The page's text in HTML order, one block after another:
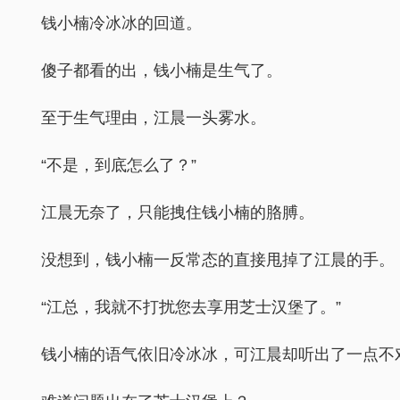
钱小楠冷冰冰的回道。
傻子都看的出，钱小楠是生气了。
至于生气理由，江晨一头雾水。
“不是，到底怎么了？”
江晨无奈了，只能拽住钱小楠的胳膊。
没想到，钱小楠一反常态的直接甩掉了江晨的手。
“江总，我就不打扰您去享用芝士汉堡了。”
钱小楠的语气依旧冷冰冰，可江晨却听出了一点不